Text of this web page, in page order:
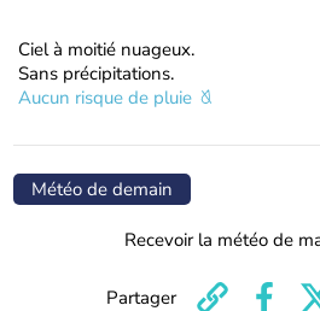
Ciel à moitié nuageux.
Sans précipitations.
Aucun risque de pluie
Météo de demain
Recevoir la météo de
Partager